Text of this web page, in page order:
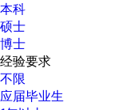
本科
硕士
博士
经验要求
不限
应届毕业生